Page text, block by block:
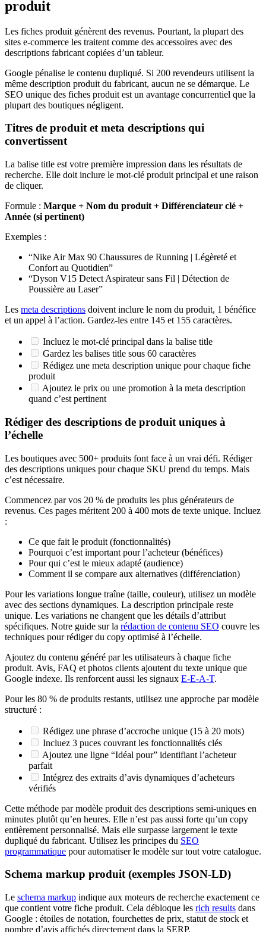
produit
Les fiches produit génèrent des revenus. Pourtant, la plupart des
sites e-commerce les traitent comme des accessoires avec des
descriptions fabricant copiées d’un tableur.
Google pénalise le contenu dupliqué. Si 200 revendeurs utilisent la
même description produit du fabricant, aucun ne se démarque. Le
SEO unique des fiches produit est un avantage concurrentiel que la
plupart des boutiques négligent.
Titres de produit et meta descriptions qui
convertissent
La balise title est votre première impression dans les résultats de
recherche. Elle doit inclure le mot-clé produit principal et une raison
de cliquer.
Formule : Marque + Nom du produit + Différenciateur clé +
Année (si pertinent)
Exemples :
“Nike Air Max 90 Chaussures de Running | Légèreté et
Confort au Quotidien”
“Dyson V15 Detect Aspirateur sans Fil | Détection de
Poussière au Laser”
Les meta descriptions doivent inclure le nom du produit, 1 bénéfice
et un appel à l’action. Gardez-les entre 145 et 155 caractères.
Incluez le mot-clé principal dans la balise title
Gardez les balises title sous 60 caractères
Rédigez une meta description unique pour chaque fiche
produit
Ajoutez le prix ou une promotion à la meta description
quand c’est pertinent
Rédiger des descriptions de produit uniques à
l’échelle
Les boutiques avec 500+ produits font face à un vrai défi. Rédiger
des descriptions uniques pour chaque SKU prend du temps. Mais
c’est nécessaire.
Commencez par vos 20 % de produits les plus générateurs de
revenus. Ces pages méritent 200 à 400 mots de texte unique. Incluez
:
Ce que fait le produit (fonctionnalités)
Pourquoi c’est important pour l’acheteur (bénéfices)
Pour qui c’est le mieux adapté (audience)
Comment il se compare aux alternatives (différenciation)
Pour les variations longue traîne (taille, couleur), utilisez un modèle
avec des sections dynamiques. La description principale reste
unique. Les variations ne changent que les détails d’attribut
spécifiques. Notre guide sur la rédaction de contenu SEO couvre les
techniques pour rédiger du copy optimisé à l’échelle.
Ajoutez du contenu généré par les utilisateurs à chaque fiche
produit. Avis, FAQ et photos clients ajoutent du texte unique que
Google indexe. Ils renforcent aussi les signaux E-E-A-T.
Pour les 80 % de produits restants, utilisez une approche par modèle
structuré :
Rédigez une phrase d’accroche unique (15 à 20 mots)
Incluez 3 puces couvrant les fonctionnalités clés
Ajoutez une ligne “Idéal pour” identifiant l’acheteur
parfait
Intégrez des extraits d’avis dynamiques d’acheteurs
vérifiés
Cette méthode par modèle produit des descriptions semi-uniques en
minutes plutôt qu’en heures. Elle n’est pas aussi forte qu’un copy
entièrement personnalisé. Mais elle surpasse largement le texte
dupliqué du fabricant. Utilisez les principes du SEO
programmatique pour automatiser le modèle sur tout votre catalogue.
Schema markup produit (exemples JSON-LD)
Le schema markup indique aux moteurs de recherche exactement ce
que contient votre fiche produit. Cela débloque les rich results dans
Google : étoiles de notation, fourchettes de prix, statut de stock et
nombre d’avis affichés directement dans la SERP.